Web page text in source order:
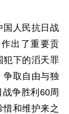
国人民抗日战
出了重要贡
犯下的滔天罪
争取自由与独
争胜利 60周
和维护来之